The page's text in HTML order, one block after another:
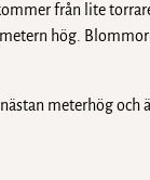
från lite
hög.
meterhög och